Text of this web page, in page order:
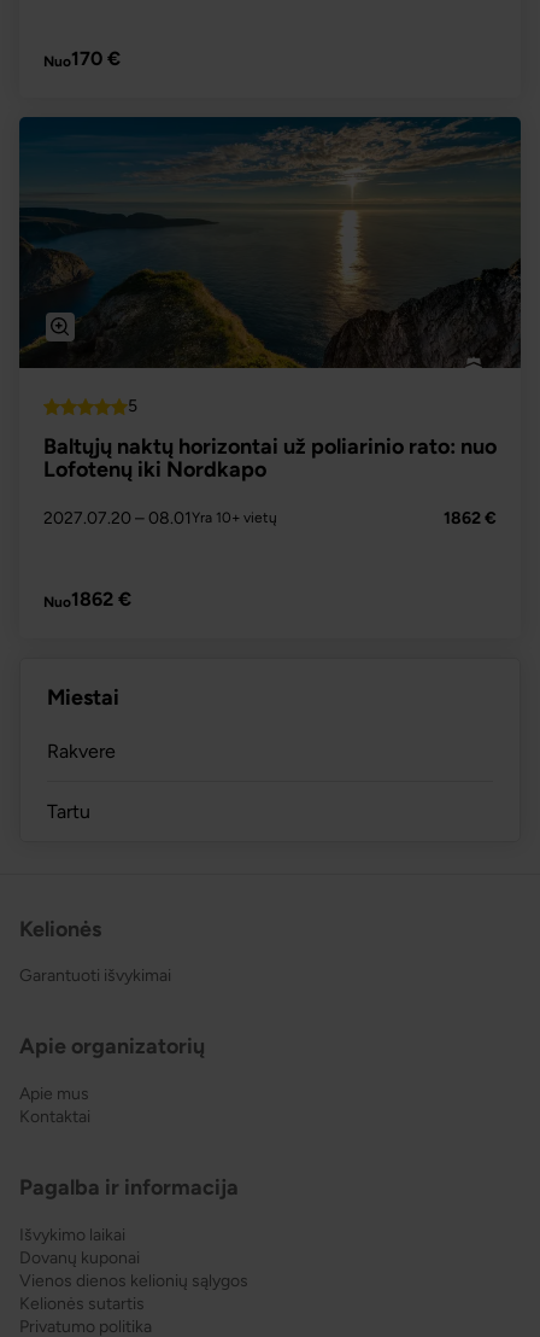
Nuo170 €
5
Baltųjų naktų horizontai už poliarinio rato: nuo
Lofotenų iki Nordkapo
2027.07.20 – 08.01 Yra 10+ vietų 1862 €
Nuo1862 €
Miestai
Rakvere
Tartu
Kelionės
Garantuoti išvykimai
Apie organizatorių
Apie mus
Kontaktai
Pagalba ir informacija
Išvykimo laikai
Dovanų kuponai
Vienos dienos kelionių sąlygos
Kelionės sutartis
Privatumo politika